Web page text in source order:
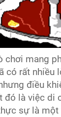
chơi mang
có rất nhiều
điều
đó là việc di
sự là một